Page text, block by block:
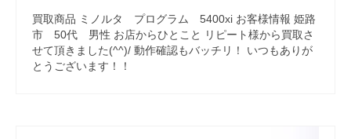
買取商品 ミノルタ プログラム 5400xi お客様情報 姫路
市 50代 男性 お店からひとこと リピート様から買取さ
せて頂きました(^^)/ 動作確認もバッチリ！ いつもありが
とうございます！！